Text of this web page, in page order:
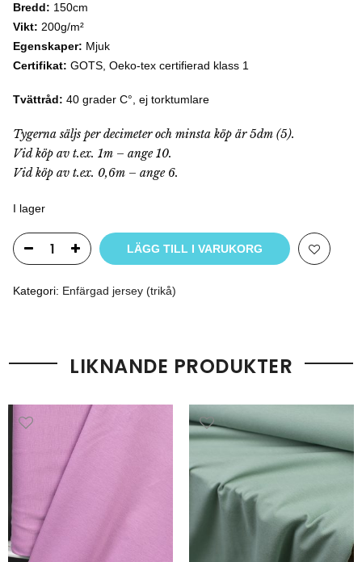
Bredd: 150cm
Vikt: 200g/m²
Egenskaper: Mjuk
Certifikat: GOTS, Oeko-tex certifierad klass 1
Tvättråd: 40 grader C°, ej torktumlare
Tygerna säljs per decimeter och minsta köp är 5dm (5).
Vid köp av t.ex. 1m – ange 10.
Vid köp av t.ex. 0,6m – ange 6.
I lager
LÄGG TILL I VARUKORG
Kategori: Enfärgad jersey (trikå)
LIKNANDE PRODUKTER